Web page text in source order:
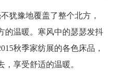
豫地覆盖了整个北方，
的温暖。寒风中的瑟瑟发抖
秋季家纺展的各色床品，
享受舒适的温暖。